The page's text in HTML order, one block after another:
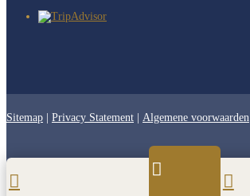
Sitemap Privacy Statement Algemene voorwaarden


